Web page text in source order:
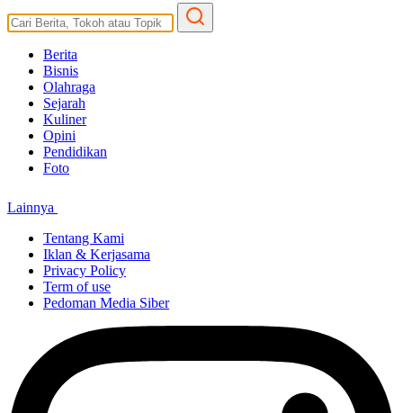
Berita
Bisnis
Olahraga
Sejarah
Kuliner
Opini
Pendidikan
Foto
Lainnya
Tentang Kami
Iklan & Kerjasama
Privacy Policy
Term of use
Pedoman Media Siber